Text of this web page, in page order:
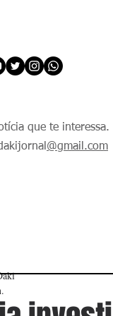
que te interessa.
@gmail.com